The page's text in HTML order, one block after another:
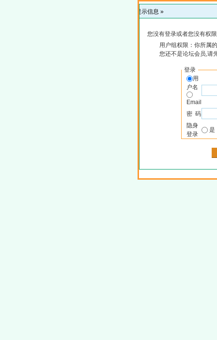
提示信息 »
您没有登录或者您没有权
用户组权限：你所属
您还不是论坛会员,请
登录
用
户名
Email
密 码
隐身
登录